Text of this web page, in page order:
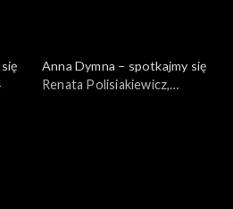
Anna Dymna – spotkajmy się
Renata Polisiakiewicz,